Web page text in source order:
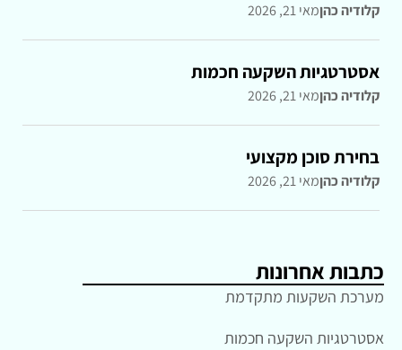
קלודיה כהןמאי 21, 2026
אסטרטגיות השקעה חכמות
קלודיה כהןמאי 21, 2026
בחירת סוכן מקצועי
קלודיה כהןמאי 21, 2026
כתבות אחרונות
מערכת השקעות מתקדמת
אסטרטגיות השקעה חכמות